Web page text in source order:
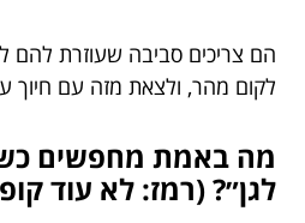
הם צריכים סביבה שעוזרת להם
לקום מהר, ולצאת מזה עם חיוך
מה באמת מחפשים
לגן״? (רמז: לא עוד